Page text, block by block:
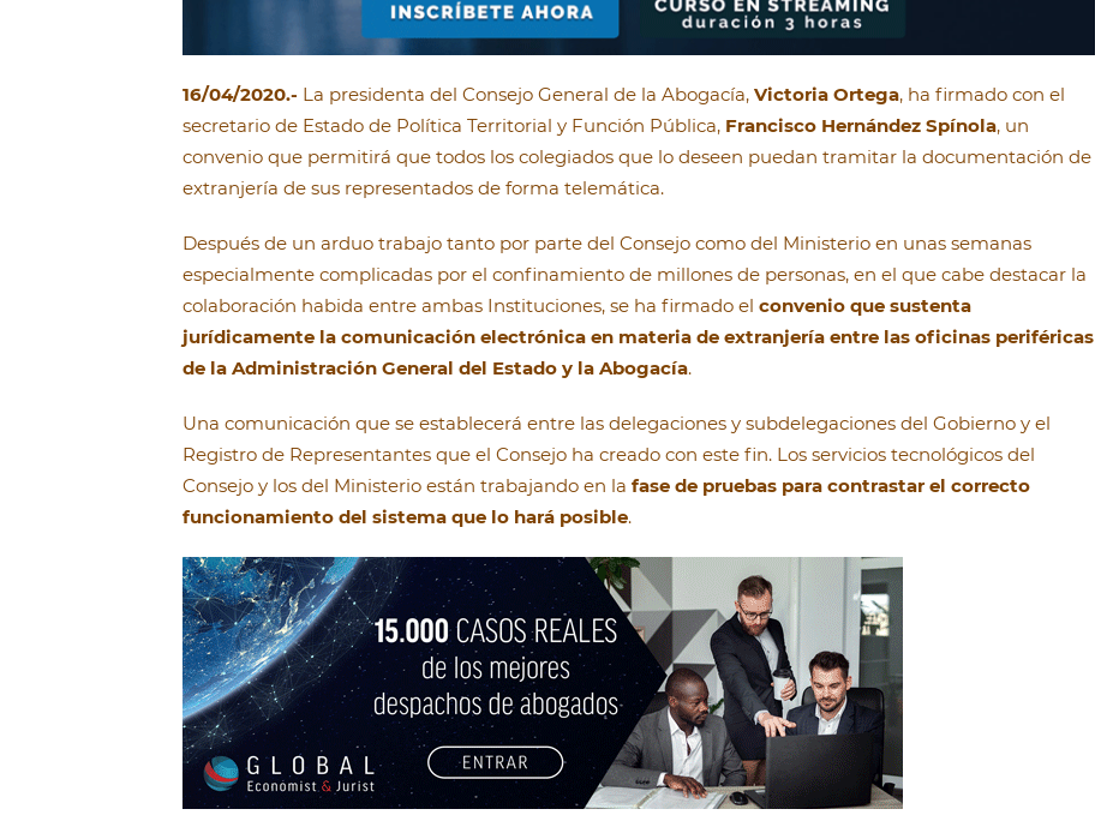
16/04/2020.- La presidenta del Consejo General de la Abogacía, Victoria Ortega, ha firmado con el
secretario de Estado de Política Territorial y Función Pública, Francisco Hernández Spínola, un
convenio que permitirá que todos los colegiados que lo deseen puedan tramitar la documentación de
extranjería de sus representados de forma telemática.
Después de un arduo trabajo tanto por parte del Consejo como del Ministerio en unas semanas
especialmente complicadas por el confinamiento de millones de personas, en el que cabe destacar la
colaboración habida entre ambas Instituciones, se ha firmado el convenio que sustenta
jurídicamente la comunicación electrónica en materia de extranjería entre las oficinas periféricas
de la Administración General del Estado y la Abogacía.
Una comunicación que se establecerá entre las delegaciones y subdelegaciones del Gobierno y el
Registro de Representantes que el Consejo ha creado con este fin. Los servicios tecnológicos del
Consejo y los del Ministerio están trabajando en la fase de pruebas para contrastar el correcto
funcionamiento del sistema que lo hará posible.